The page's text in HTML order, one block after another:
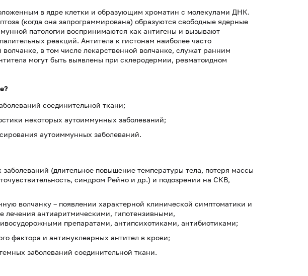
в ядре клетки и образующим хроматин с молекулами ДНК.
(когда она запрограммирована) образуются свободные ядерные
патологии воспринимаются как антигены и вызывают
реакций. Антитела к гистонам наиболее часто
в том числе лекарственной волчанке, служат ранним
могут быть выявлены при склеродермии, ревматоидном
соединительной ткани;
некоторых аутоиммунных заболеваний;
аутоиммунных заболеваний.
(длительное повышение температуры тела, потеря массы
синдром Рейно и др.) и подозрении на СКВ,
волчанку – появлении характерной клинической симптоматики и
лечения антиаритмическими, гипотензивными,
препаратами, антипсихотиками, антибиотиками;
фактора и антинуклеарных антител в крови;
заболеваний соединительной ткани.